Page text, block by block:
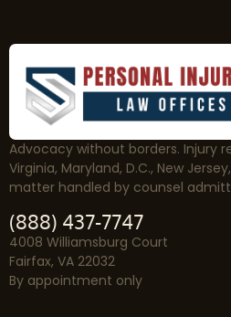
Advocacy without borders. Injury
Virginia, Maryland, D.C., New
matter handled by counsel
(888) 437-7747
4008 Williamsburg Court
Fairfax, VA 22032
By appointment only